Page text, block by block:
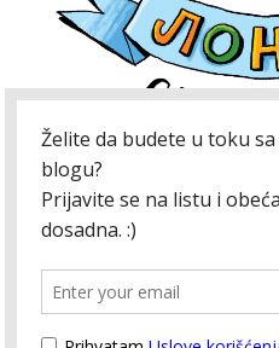
Kako bismo unapredili
Neki kolačići koje koristimo
drugi se koriste za
korišćenju internet stranice
blog što više bio